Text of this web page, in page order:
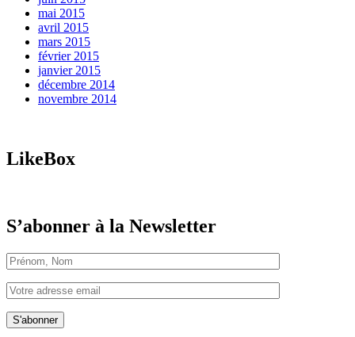
mai 2015
avril 2015
mars 2015
février 2015
janvier 2015
décembre 2014
novembre 2014
LikeBox
S’abonner à la Newsletter